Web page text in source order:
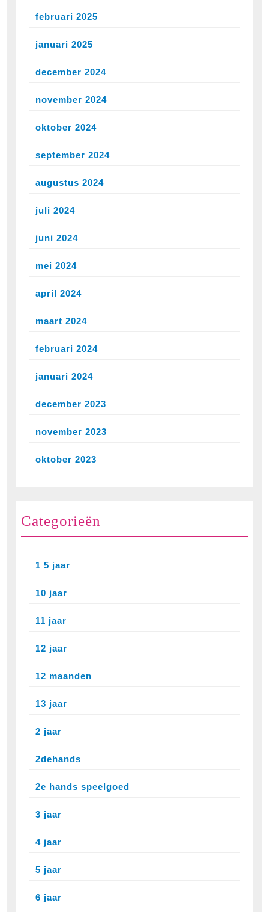
februari 2025
januari 2025
december 2024
november 2024
oktober 2024
september 2024
augustus 2024
juli 2024
juni 2024
mei 2024
april 2024
maart 2024
februari 2024
januari 2024
december 2023
november 2023
oktober 2023
Categorieën
1 5 jaar
10 jaar
11 jaar
12 jaar
12 maanden
13 jaar
2 jaar
2dehands
2e hands speelgoed
3 jaar
4 jaar
5 jaar
6 jaar